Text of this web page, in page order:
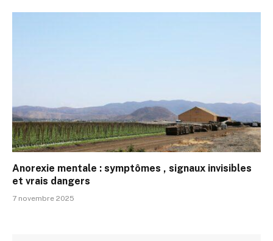
Anorexie mentale : symptômes , signaux invisibles
et vrais dangers
7 novembre 2025